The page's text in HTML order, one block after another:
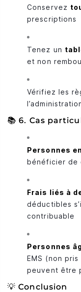
Conservez
prescriptions
Tenez un
et non
Vérifiez les
📚 6. Cas
Personnes
bénéficier de
Frais liés à
déductibles
contribuable
Personnes
EMS (non
peuvent être
💡 Conclusion